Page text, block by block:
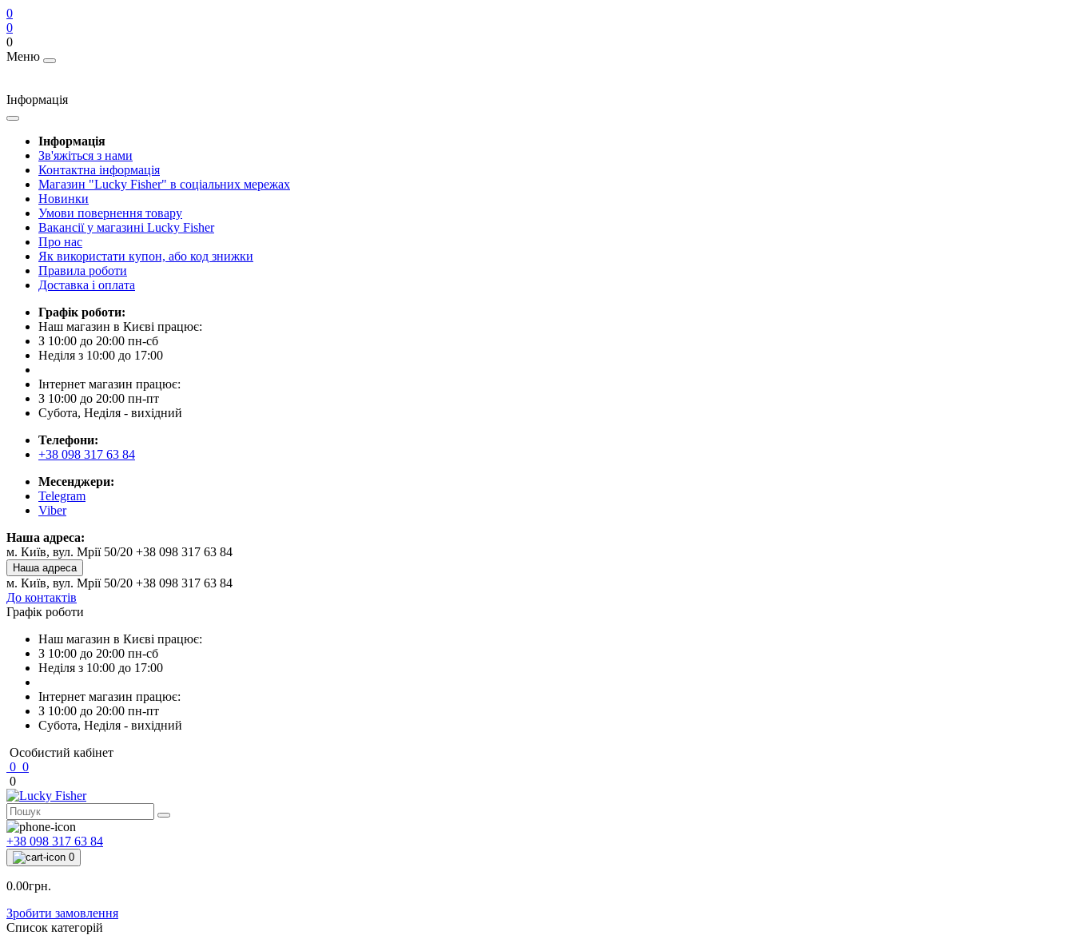
0
0
0
Меню
Інформація
Інформація
Зв'яжіться з нами
Контактна інформація
Магазин "Lucky Fisher" в соціальних мережах
Новинки
Умови повернення товару
Вакансії у магазині Lucky Fisher
Про нас
Як використати купон, або код знижки
Правила роботи
Доставка і оплата
Графік роботи:
Наш магазин в Києві працює:
З 10:00 до 20:00 пн-сб
Неділя з 10:00 до 17:00
Інтернет магазин працює:
З 10:00 до 20:00 пн-пт
Субота, Неділя - вихідний
Телефони:
+38 098 317 63 84
Месенджери:
Telegram
Viber
Наша адреса:
м. Київ, вул. Мрії 50/20 +38 098 317 63 84
Наша адреса
м. Київ, вул. Мрії 50/20 +38 098 317 63 84
До контактів
Графік роботи
Наш магазин в Києві працює:
З 10:00 до 20:00 пн-сб
Неділя з 10:00 до 17:00
Інтернет магазин працює:
З 10:00 до 20:00 пн-пт
Субота, Неділя - вихідний
Особистий кабінет
0 0
0
+38 098 317 63 84
0
0.00грн.
Зробити замовлення
Список категорій